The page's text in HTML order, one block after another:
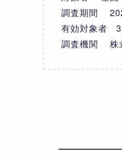
調査期間
有効対象者
調査機関 株